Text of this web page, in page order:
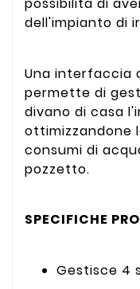
dell'impianto di
Una interfaccia
permette di
divano di casa
ottimizzandone
consumi di
pozzetto.
SPECIFICHE
Gestisce 4